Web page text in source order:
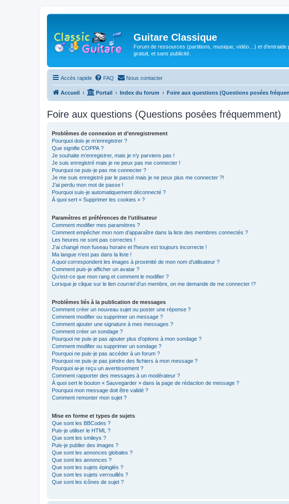
Guitare Classique
Forum de ressources (partitions, musique, vidéo…) et d'entraide
gratuit, et sans publicité.
Accès rapide FAQ Nous contacter
Accueil Portail Index du forum Foire aux questions (Questions posées
Foire aux questions (Questions posées fréquemment)
Problèmes de connexion et d’enregistrement
Pourquoi dois-je m’enregistrer ?
Que signifie COPPA ?
Je souhaite m’enregistrer, mais je n’y parviens pas !
Je suis enregistré mais je ne peux pas me connecter !
Pourquoi ne puis-je pas me connecter ?
Je me suis enregistré par le passé mais je ne peux plus me connecter ?!
J’ai perdu mon mot de passe !
Pourquoi suis-je automatiquement déconnecté ?
À quoi sert « Supprimer les cookies » ?
Paramètres et préférences de l’utilisateur
Comment modifier mes paramètres ?
Comment empêcher mon nom d’apparaître dans la liste des membres connectés ?
Les heures ne sont pas correctes !
J’ai changé mon fuseau horaire et l’heure est toujours incorrecte !
Ma langue n’est pas dans la liste !
A quoi correspondent les images à proximité de mon nom d’utilisateur ?
Comment puis-je afficher un avatar ?
Qu’est-ce que mon rang et comment le modifier ?
Lorsque je clique sur le lien courrield’un membre, on me demande de me connecter !?
Problèmes liés à la publication de messages
Comment créer un nouveau sujet ou poster une réponse ?
Comment modifier ou supprimer un message ?
Comment ajouter une signature à mes messages ?
Comment créer un sondage ?
Pourquoi ne puis-je pas ajouter plus d’options à mon sondage ?
Comment modifier ou supprimer un sondage ?
Pourquoi ne puis-je pas accéder à un forum ?
Pourquoi ne puis-je pas joindre des fichiers à mon message ?
Pourquoi ai-je reçu un avertissement ?
Comment rapporter des messages à un modérateur ?
À quoi sert le bouton « Sauvegarder » dans la page de rédaction de message ?
Pourquoi mon message doit être validé ?
Comment remonter mon sujet ?
Mise en forme et types de sujets
Que sont les BBCodes ?
Puis-je utiliser le HTML ?
Que sont les smileys ?
Puis-je publier des images ?
Que sont les annonces globales ?
Que sont les annonces ?
Que sont les sujets épinglés ?
Que sont les sujets verrouillés ?
Que sont les icônes de sujet ?